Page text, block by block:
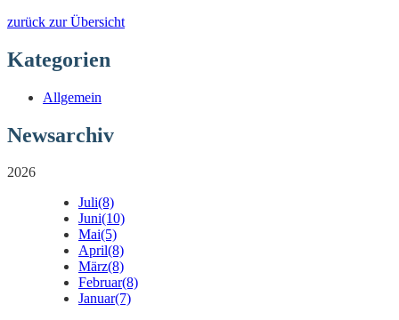
zurück zur Übersicht
Kategorien
Allgemein
Newsarchiv
2026
Juli(8)
Juni(10)
Mai(5)
April(8)
März(8)
Februar(8)
Januar(7)